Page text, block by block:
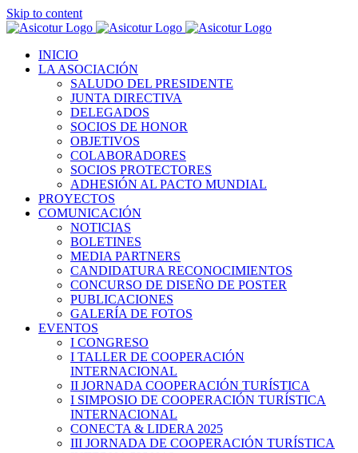
Skip to content
INICIO
LA ASOCIACIÓN
SALUDO DEL PRESIDENTE
JUNTA DIRECTIVA
DELEGADOS
SOCIOS DE HONOR
OBJETIVOS
COLABORADORES
SOCIOS PROTECTORES
ADHESIÓN AL PACTO MUNDIAL
PROYECTOS
COMUNICACIÓN
NOTICIAS
BOLETINES
MEDIA PARTNERS
CANDIDATURA RECONOCIMIENTOS
CONCURSO DE DISEÑO DE POSTER
PUBLICACIONES
GALERÍA DE FOTOS
EVENTOS
I CONGRESO
I TALLER DE COOPERACIÓN
INTERNACIONAL
II JORNADA COOPERACIÓN TURÍSTICA
I SIMPOSIO DE COOPERACIÓN TURÍSTICA
INTERNACIONAL
CONECTA & LIDERA 2025
III JORNADA DE COOPERACIÓN TURÍSTICA